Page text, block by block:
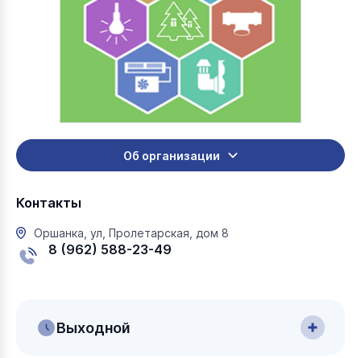
Об организации
Контакты
Оршанка, ул, Пролетарская, дом 8
8 (962) 588-23-49
Выходной